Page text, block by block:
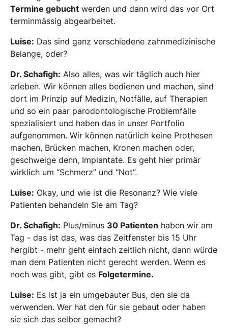
Termine gebucht werden und dann wird das vor Ort
terminmässig abgearbeitet.
Luise: Das sind ganz verschiedene zahnmedizinische
Belange, oder?
Dr. Schafigh: Also alles, was wir täglich auch hier
erleben. Wir können alles bedienen und machen, sind
dort im Prinzip auf Medizin, Notfälle, auf Therapien
und so ein paar parodontologische Problemfälle
spezialisiert und haben das in unser Portfolio
aufgenommen. Wir können natürlich keine Prothesen
machen, Brücken machen, Kronen machen oder,
geschweige denn, Implantate. Es geht hier primär
wirklich um “Schmerz” und “Not”.
Luise: Okay, und wie ist die Resonanz? Wie viele
Patienten behandeln Sie am Tag?
Dr. Schafigh: Plus/minus 30 Patienten haben wir am
Tag - das ist das, was das Zeitfenster bis 15 Uhr
hergibt - mehr geht einfach zeitlich nicht, dann würde
man dem Patienten nicht gerecht werden. Wenn es
noch was gibt, gibt es Folgetermine.
Luise: Es ist ja ein umgebauter Bus, den sie da
verwenden. Wer hat den für sie gebaut oder haben
sie sich das selber gemacht?